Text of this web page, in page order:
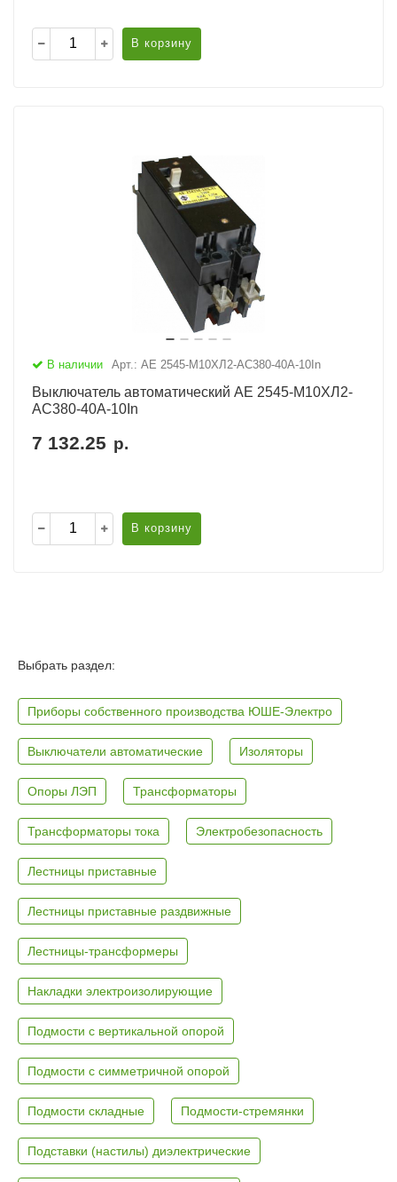
В корзину
В наличии Арт.: АЕ 2545-М10ХЛ2-AC380-40А-10In
Выключатель автоматический АЕ 2545-М10ХЛ2-
AC380-40А-10In
7 132.25 р.
В корзину
Выбрать раздел:
Приборы собственного производства ЮШЕ-Электро
Выключатели автоматические Изоляторы
Опоры ЛЭП Трансформаторы
Трансформаторы тока Электробезопасность
Лестницы приставные
Лестницы приставные раздвижные
Лестницы-трансформеры
Накладки электроизолирующие
Подмости с вертикальной опорой
Подмости с симметричной опорой
Подмости складные Подмости-стремянки
Подставки (настилы) диэлектрические